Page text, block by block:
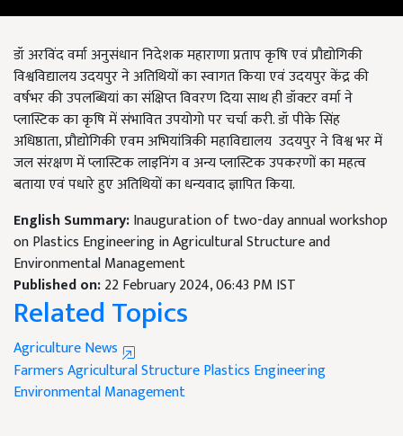
डॉ अरविंद वर्मा अनुसंधान निदेशक महाराणा प्रताप कृषि एवं प्रौद्योगिकी
विश्वविद्यालय उदयपुर ने अतिथियों का स्वागत किया एवं उदयपुर केंद्र की
वर्षभर की उपलब्धियां का संक्षिप्त विवरण दिया साथ ही डॉक्टर वर्मा ने
प्लास्टिक का कृषि में संभावित उपयोगो पर चर्चा करी. डॉ पीके सिंह
अधिष्ठाता, प्रौद्योगिकी एवम अभियांत्रिकी महाविद्यालय उदयपुर ने विश्व भर में
जल संरक्षण में प्लास्टिक लाइनिंग व अन्य प्लास्टिक उपकरणों का महत्व
बताया एवं पधारे हुए अतिथियों का धन्यवाद ज्ञापित किया.
English Summary:Inauguration of two-day annual workshop
on Plastics Engineering in Agricultural Structure and
Environmental Management
Published on:22 February 2024, 06:43 PM IST
Related Topics
Agriculture News
FarmersAgricultural StructurePlastics Engineering
Environmental Management